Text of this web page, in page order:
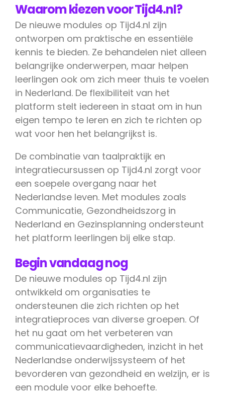
Waarom kiezen voor Tijd4.nl?
De nieuwe modules op Tijd4.nl zijn
ontworpen om praktische en essentiële
kennis te bieden. Ze behandelen niet alleen
belangrijke onderwerpen, maar helpen
leerlingen ook om zich meer thuis te voelen
in Nederland. De flexibiliteit van het
platform stelt iedereen in staat om in hun
eigen tempo te leren en zich te richten op
wat voor hen het belangrijkst is.
De combinatie van taalpraktijk en
integratiecursussen op Tijd4.nl zorgt voor
een soepele overgang naar het
Nederlandse leven. Met modules zoals
Communicatie, Gezondheidszorg in
Nederland en Gezinsplanning ondersteunt
het platform leerlingen bij elke stap.
Begin vandaag nog
De nieuwe modules op Tijd4.nl zijn
ontwikkeld om organisaties te
ondersteunen die zich richten op het
integratieproces van diverse groepen. Of
het nu gaat om het verbeteren van
communicatievaardigheden, inzicht in het
Nederlandse onderwijssysteem of het
bevorderen van gezondheid en welzijn, er is
een module voor elke behoefte.